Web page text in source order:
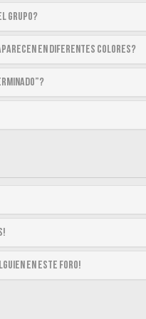
Grupo?
en diferentes colores?
en este foro!